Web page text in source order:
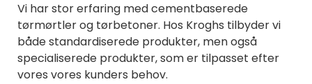
Vi har stor erfaring med cementbaserede
tørmørtler og tørbetoner. Hos Kroghs tilbyder vi
både standardiserede produkter, men også
specialiserede produkter, som er tilpasset efter
vores vores kunders behov.